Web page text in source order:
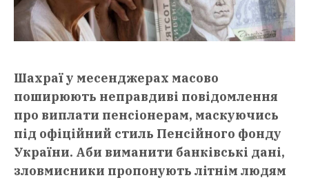
Шахраї у месенджерах масово
поширюють неправдиві повідомлення
про виплати пенсіонерам, маскуючись
під офіційний стиль Пенсійного фонду
України. Аби виманити банківські дані,
зловмисники пропонують літнім людям